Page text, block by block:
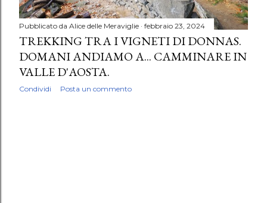
Pubblicato da Alice delle Meraviglie febbraio 23, 2024
TREKKING TRA I VIGNETI DI DONNAS.
DOMANI ANDIAMO A... CAMMINARE IN
VALLE D'AOSTA.
Condividi Posta un commento